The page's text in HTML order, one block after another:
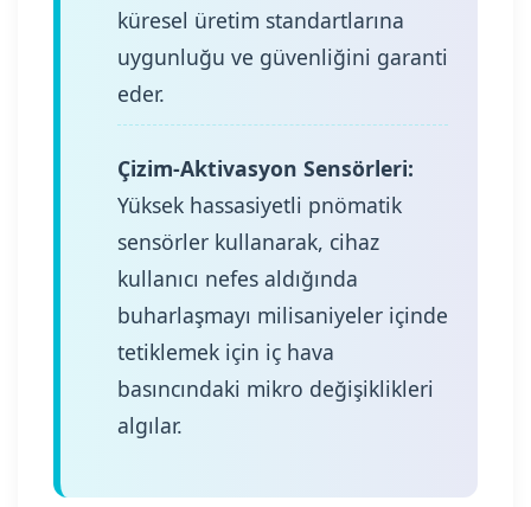
küresel üretim standartlarına
uygunluğu ve güvenliğini garanti
eder.
Çizim-Aktivasyon Sensörleri:
Yüksek hassasiyetli pnömatik
sensörler kullanarak, cihaz
kullanıcı nefes aldığında
buharlaşmayı milisaniyeler içinde
tetiklemek için iç hava
basıncındaki mikro değişiklikleri
algılar.